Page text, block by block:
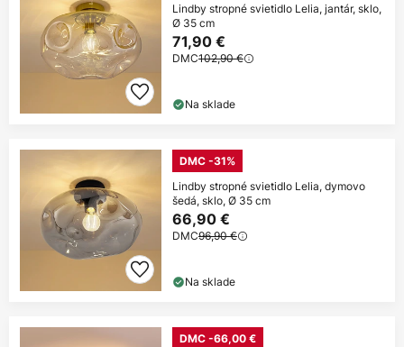
Lindby stropné svietidlo Lelia, jantár, sklo,
Ø 35 cm
71,90 €
DMC102,90 €
Na sklade
DMC -31%
Lindby stropné svietidlo Lelia, dymovo
šedá, sklo, Ø 35 cm
66,90 €
DMC96,90 €
Na sklade
DMC -66,00 €